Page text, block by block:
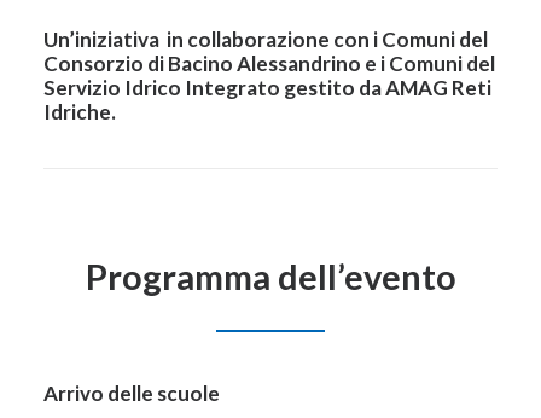
Un’iniziativa in collaborazione con i Comuni del
Consorzio di Bacino Alessandrino e i Comuni del
Servizio Idrico Integrato gestito da AMAG Reti
Idriche.
Programma dell’evento
Arrivo delle scuole